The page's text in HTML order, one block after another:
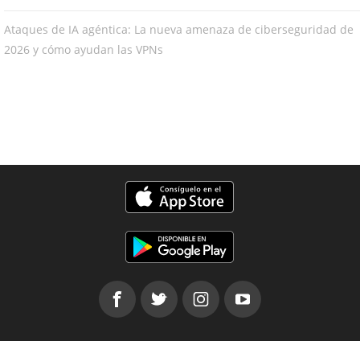
Ataques de IA agéntica: La nueva amenaza de ciberseguridad de
2026 y cómo ayudan las VPNs